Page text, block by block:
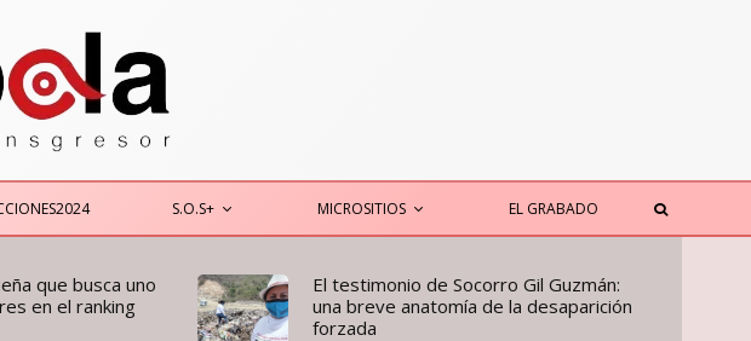
S.O.S+ MICROSITIOS EL GRABADO
que busca uno
en el ranking
El testimonio de Socorro Gil Guzmán:
una breve anatomía de la desaparición
forzada